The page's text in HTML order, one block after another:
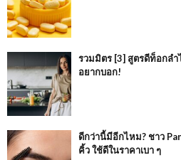
รวมมิตร [3] สูตรดีท็อกล
อยากบอก!
ดีกว่านี้มีอีกไหม? ชาว
คิ้ว ใช้ดีในราคาเบา ๆ